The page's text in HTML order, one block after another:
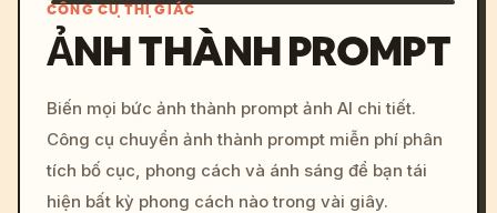
c, cyberpunk sunset, neon
colors, 8k --v 6.0
CÔNG CỤ THỊ GIÁC
ẢNH THÀNH PROMPT
Biến mọi bức ảnh thành prompt ảnh AI chi tiết.
Công cụ chuyển ảnh thành prompt miễn phí phân
tích bố cục, phong cách và ánh sáng để bạn tái
hiện bất kỳ phong cách nào trong vài giây.